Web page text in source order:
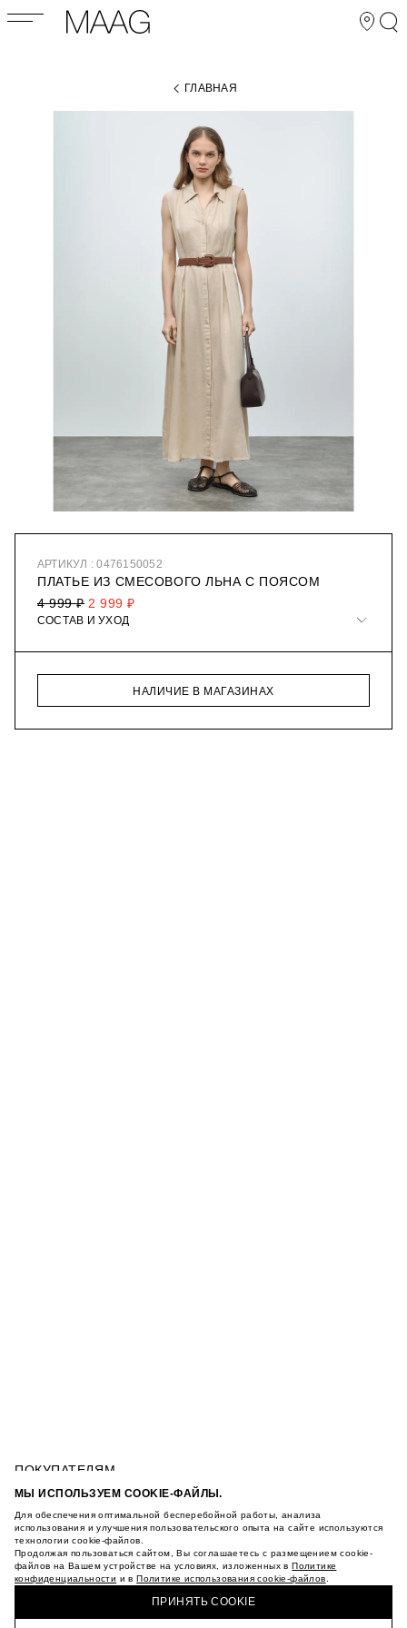
ГЛАВНАЯ
АРТИКУЛ : 0476150052
ПЛАТЬЕ ИЗ СМЕСОВОГО ЛЬНА С ПОЯСОМ
2 999 ₽
4 999 ₽
СОСТАВ И УХОД
НАЛИЧИЕ В МАГАЗИНАХ
МЫ ИСПОЛЬЗУЕМ COOKIE-ФАЙЛЫ.
Для обеспечения оптимальной бесперебойной работы, анализа
использования и улучшения пользовательского опыта на сайте используются
технологии cookie-файлов.
Продолжая пользоваться сайтом, Вы соглашаетесь с размещением cookie-
файлов на Вашем устройстве на условиях, изложенных вПолитике
конфиденциальности и вПолитике использования cookie-файлов
ПРИНЯТЬ COOKIE
ПОКУПАТЕЛЯМ
УСЛОВИЯ ИСПОЛЬЗОВАНИЯ ПОДАРОЧНЫХ
ПОЛИТИКА КОНФИДЕНЦИАЛЬНОСТИ
ПОЛИТИКА COOKIE
УСЛОВИЯ ПОКУПКИ
О НАС
ПЛАТЬЕ ИЗ СМЕСОВОГО ЛЬНА С ПОЯСОМ
КУПИТЬ + ПОЛУЧИТЬ В МАГАЗИНЕ MAAG